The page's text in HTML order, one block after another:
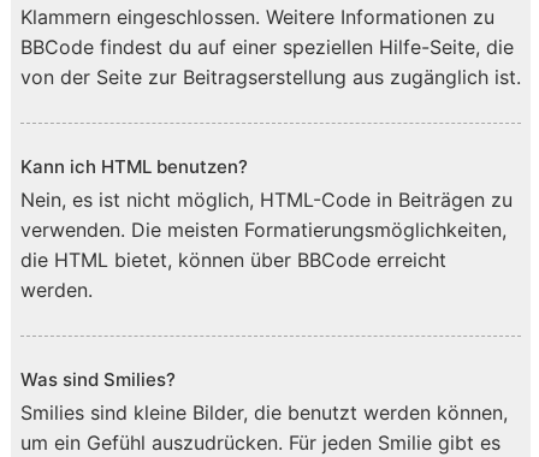
Klammern eingeschlossen. Weitere Informationen zu
BBCode findest du auf einer speziellen Hilfe-Seite, die
von der Seite zur Beitragserstellung aus zugänglich ist.
Kann ich HTML benutzen?
Nein, es ist nicht möglich, HTML-Code in Beiträgen zu
verwenden. Die meisten Formatierungsmöglichkeiten,
die HTML bietet, können über BBCode erreicht
werden.
Was sind Smilies?
Smilies sind kleine Bilder, die benutzt werden können,
um ein Gefühl auszudrücken. Für jeden Smilie gibt es